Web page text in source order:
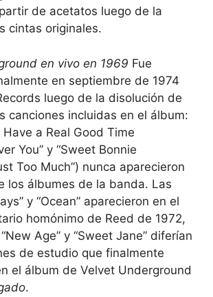
de acetatos luego de la
cintas originales.
en vivo en 1969 Fue
en septiembre de 1974
luego de la disolución de
canciones incluidas en el álbum:
Have a Real Good Time
You” y “Sweet Bonnie
Too Much”) nunca aparecieron
los álbumes de la banda. Las
y “Ocean” aparecieron en el
homónimo de Reed de 1972,
Age” y “Sweet Jane” diferían
de estudio que finalmente
el álbum de Velvet Underground
.